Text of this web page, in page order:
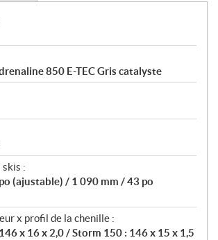
850 E-TEC Gris catalyste
:
(ajustable) / 1 090 mm / 43 po
x profil de la chenille :
x 16 x 2,0 / Storm 150 : 146 x 15 x 1,5